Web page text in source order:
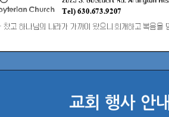
교회 행사 안내